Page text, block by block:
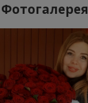
Фотогалерея